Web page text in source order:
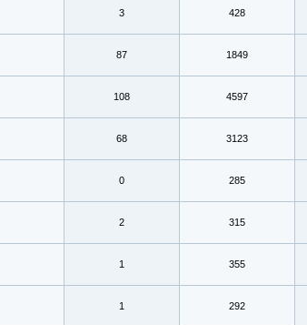
3 428
87 1849
108 4597
68 3123
0 285
2 315
1 355
1 292